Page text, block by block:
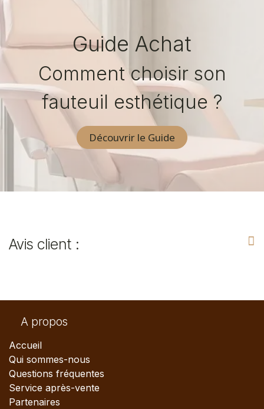
Guide Achat
Comment choisir son
fauteuil esthétique ?
Découvrir le Guide
Avis client :
A propos
Accueil
Qui sommes-nous
Questions fréquentes
Service après-vente
Partenaires